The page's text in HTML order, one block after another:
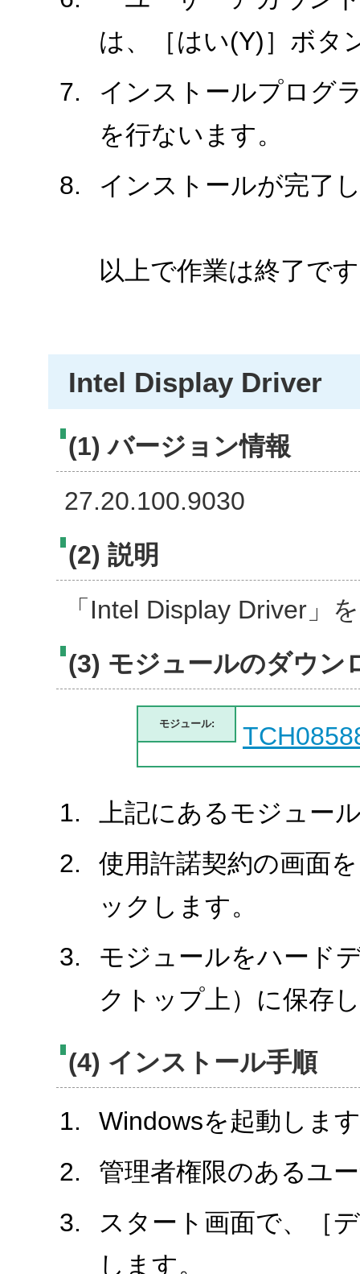
は、［はい(Y)］ボタ
インストールプログ
を行ないます。
インストールが完了
以上で作業は終了で
Intel Display Driver
(1) バージョン情報
27.20.100.9030
(2) 説明
「Intel Display Driver」
(3) モジュールのダウン
モジュール:
上記にあるモジュー
使用許諾契約の画面
ックします。
モジュールをハード
クトップ上）に保存
(4) インストール手順
Windowsを起動しま
管理者権限のあるユ
スタート画面で、［
します。